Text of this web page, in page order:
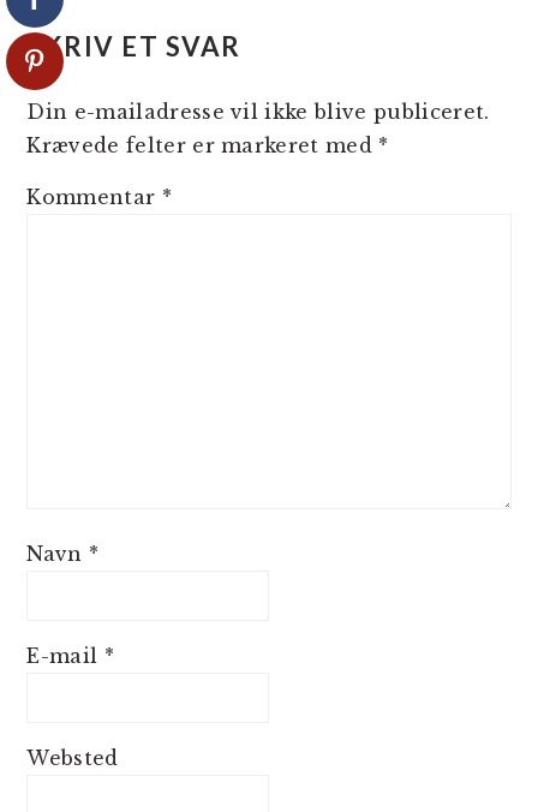
SKRIV ET SVAR
Din e-mailadresse vil ikke blive publiceret.
Krævede felter er markeret med *
Kommentar *
Navn *
E-mail *
Websted